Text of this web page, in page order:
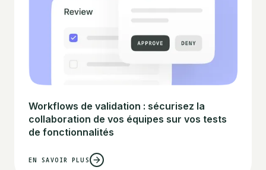
Workflows de validation : sécurisez la
collaboration de vos équipes sur vos tests
de fonctionnalités
EN SAVOIR PLUS